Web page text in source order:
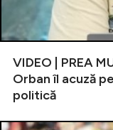
VIDEO | PREA
Orban îl acuză
politică